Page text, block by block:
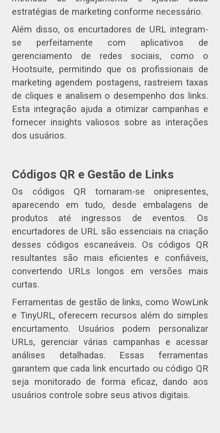
estratégias de marketing conforme necessário.
Além disso, os encurtadores de URL integram-
se perfeitamente com aplicativos de
gerenciamento de redes sociais, como o
Hootsuite, permitindo que os profissionais de
marketing agendem postagens, rastreiem taxas
de cliques e analisem o desempenho dos links.
Esta integração ajuda a otimizar campanhas e
fornecer insights valiosos sobre as interações
dos usuários.
Códigos QR e Gestão de Links
Os códigos QR tornaram-se onipresentes,
aparecendo em tudo, desde embalagens de
produtos até ingressos de eventos. Os
encurtadores de URL são essenciais na criação
desses códigos escaneáveis. Os códigos QR
resultantes são mais eficientes e confiáveis,
convertendo URLs longos em versões mais
curtas.
Ferramentas de gestão de links, como WowLink
e TinyURL, oferecem recursos além do simples
encurtamento. Usuários podem personalizar
URLs, gerenciar várias campanhas e acessar
análises detalhadas. Essas ferramentas
garantem que cada link encurtado ou código QR
seja monitorado de forma eficaz, dando aos
usuários controle sobre seus ativos digitais.